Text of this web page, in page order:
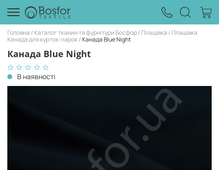
Головна Каталог тканин та фурнітури Босфор Плащівка
Плащівка
Канада для курток-парок Канада Blue Night
Канада Blue Night
В наявності